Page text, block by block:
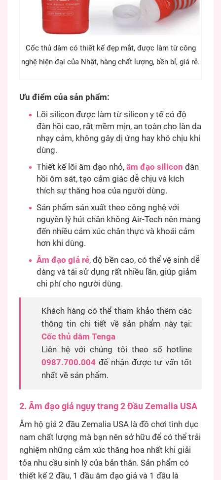
Cốc thủ dâm có thiết kế đẹp mắt, được làm từ công
nghệ hiện đại của Nhật, hàng chất lượng, bền bỉ, giá rẻ.
Ưu điểm của sản phẩm:
Lõi silicon được làm từ silicon y tế có độ
đàn hồi cao, rất mềm mịn, an toàn cho làn da
nhạy cảm, không gây dị ứng hay khó chịu khi
dùng.
Thiết kế lõi âm đạo nhỏ, âm đạo silicon đàn
hồi ôm sát, tạo cảm giác dễ chịu và kích
thích sự thăng hoa của người dùng.
Sản phẩm sản xuất theo công nghệ với
nguyên lý hút chân không Air-Tech nên mang
đến nhiều cảm xúc chân thực và khoái cảm
hơn khi dùng.
Âm đạo giả rẻ, độ bền cao, có thể vệ sinh dễ
dàng và tái sử dụng rất nhiều lần, giúp giảm
chi phí cho người dùng.
Khách hàng có thể tham khảo thêm các
thông tin chi tiết về sản phẩm này tại:
Cốc thủ dâm Tenga
Liên hệ với chúng tôi theo số hotline
0987.700.004 để nhận được tư vấn tốt
nhất về sản phẩm.
2. Âm đạo giả ngụy trang 2 Đầu Zemalia USA
Âm hộ giả 2 đầu Zemalia USA là đồ chơi tình dục
nam chất lượng mà bạn nên sở hữu để có thể trải
nghiệm những cảm xúc thăng hoa nhất khi giải
tỏa nhu cầu sinh lý của bản thân. Sản phẩm có
thiết kế 2 đầu, 1 đầu âm đạo giả và 1 đầu là